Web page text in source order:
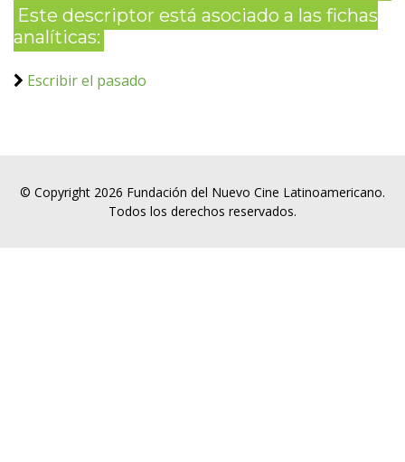
Este descriptor está asociado a las fichas
analíticas:
Escribir el pasado
© Copyright 2026 Fundación del Nuevo Cine Latinoamericano.
Todos los derechos reservados.